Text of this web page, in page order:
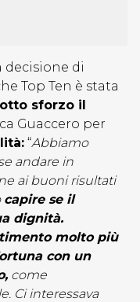
decisione di
Top Ten è stata
sforzo il
Guaccero per
“Abbiamo
andare in
ai buoni risultati
capire se il
dignità.
molto più
con un
come
Ci interessava